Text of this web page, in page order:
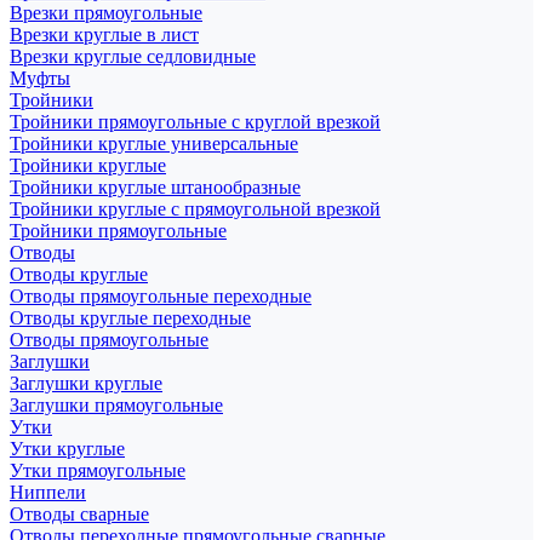
Врезки прямоугольные
Врезки круглые в лист
Врезки круглые седловидные
Муфты
Тройники
Тройники прямоугольные с круглой врезкой
Тройники круглые универсальные
Тройники круглые
Тройники круглые штанообразные
Тройники круглые с прямоугольной врезкой
Тройники прямоугольные
Отводы
Отводы круглые
Отводы прямоугольные переходные
Отводы круглые переходные
Отводы прямоугольные
Заглушки
Заглушки круглые
Заглушки прямоугольные
Утки
Утки круглые
Утки прямоугольные
Ниппели
Отводы сварные
Отводы переходные прямоугольные сварные